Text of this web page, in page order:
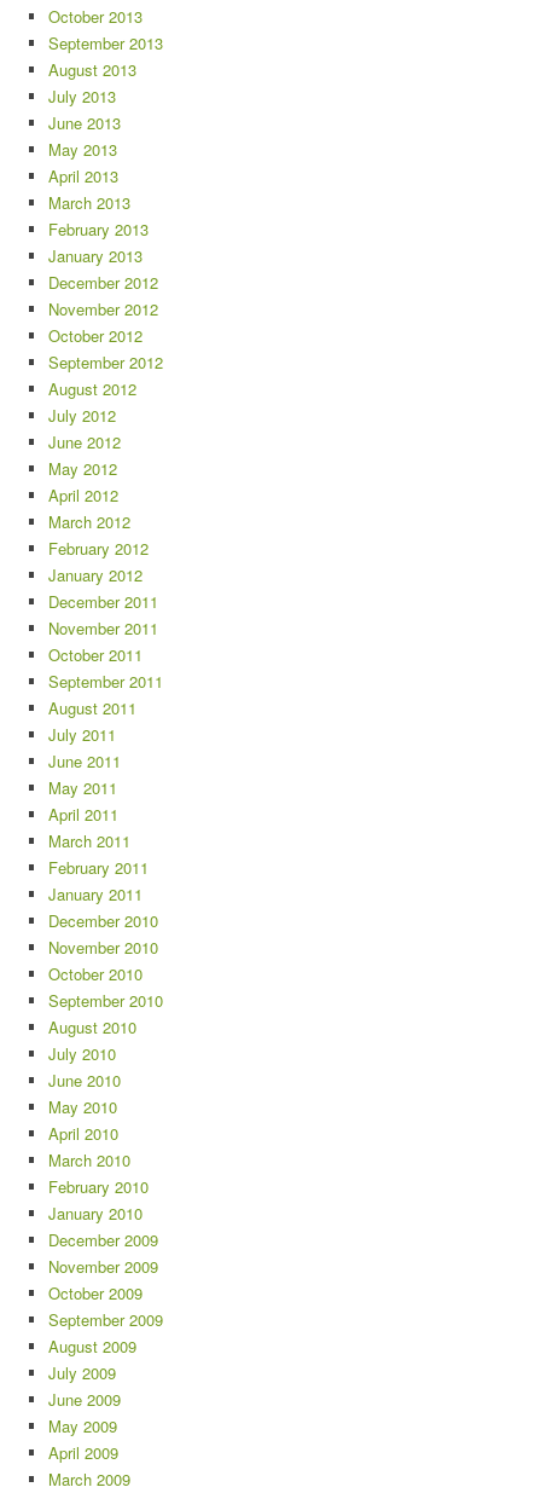
October 2013
September 2013
August 2013
July 2013
June 2013
May 2013
April 2013
March 2013
February 2013
January 2013
December 2012
November 2012
October 2012
September 2012
August 2012
July 2012
June 2012
May 2012
April 2012
March 2012
February 2012
January 2012
December 2011
November 2011
October 2011
September 2011
August 2011
July 2011
June 2011
May 2011
April 2011
March 2011
February 2011
January 2011
December 2010
November 2010
October 2010
September 2010
August 2010
July 2010
June 2010
May 2010
April 2010
March 2010
February 2010
January 2010
December 2009
November 2009
October 2009
September 2009
August 2009
July 2009
June 2009
May 2009
April 2009
March 2009